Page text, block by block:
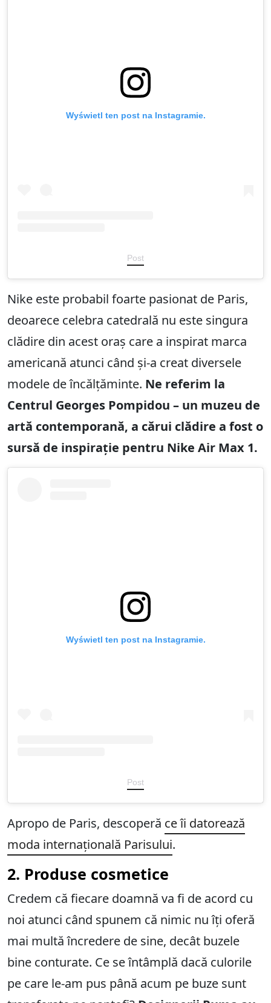
Wyświetl ten post na Instagramie.
Post
Nike este probabil foarte pasionat de Paris,
deoarece celebra catedrală nu este singura
clădire din acest oraș care a inspirat marca
americană atunci când și-a creat diversele
modele de încălțăminte. Ne referim la
Centrul Georges Pompidou – un muzeu de
artă contemporană, a cărui clădire a fost o
sursă de inspirație pentru Nike Air Max 1.
Wyświetl ten post na Instagramie.
Post
Apropo de Paris, descoperă ce îi datorează
moda internațională Parisului.
2. Produse cosmetice
Credem că fiecare doamnă va fi de acord cu
noi atunci când spunem că nimic nu îți oferă
mai multă încredere de sine, decât buzele
bine conturate. Ce se întâmplă dacă culorile
pe care le-am pus până acum pe buze sunt